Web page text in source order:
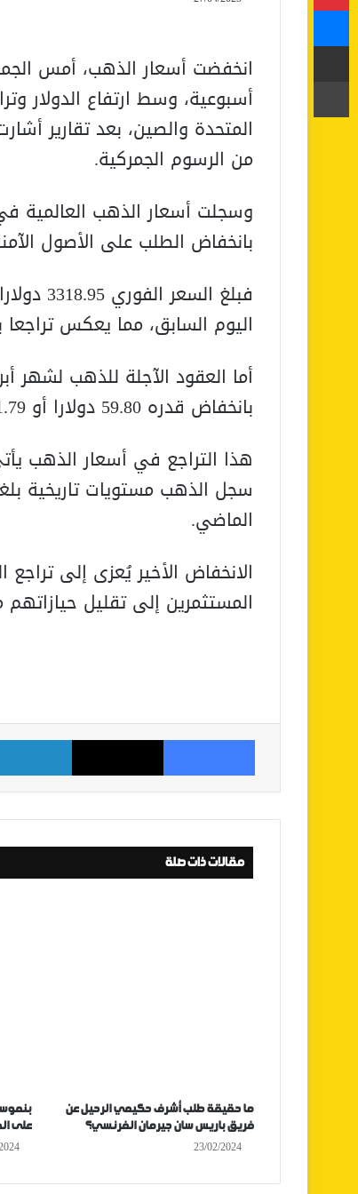
انخفضت أسعار الذهب، أمس
أسبوعية، وسط ارتفاع الدولار
المتحدة والصين، بعد تقارير
من الرسوم الجمركية.
وسجلت أسعار الذهب العالمية
بانخفاض الطلب على الأصول
اليوم السابق، مما يعكس تراجعا بنسبة
بانخفاض قدره 59.80 دولارا أو 1.79% عن الجلسة السابقة.
هذا التراجع في أسعار الذهب
الماضي.
الانخفاض الأخير يُعزى إلى
المستثمرين إلى تقليل
فيسبوك ‫X
مقالات ذات صلة
ما حقيقة طلب أشرف حكيمي الرحيل عن
فريق باريس سان جيرمان الفرنسي؟
23/02/2024
على